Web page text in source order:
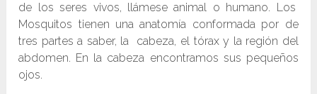
de los seres vivos, llámese animal o humano. Los
Mosquitos tienen una anatomía conformada por de
tres partes a saber, la cabeza, el tórax y la región del
abdomen. En la cabeza encontramos sus pequeños
ojos.